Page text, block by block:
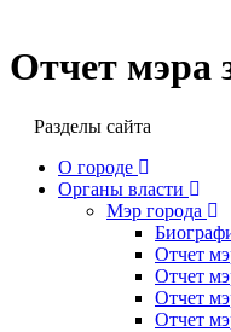
Отчет мэра
Разделы сайта
О городе
Органы власти
Мэр города
Отчет
Отчет
Отчет
Отчет